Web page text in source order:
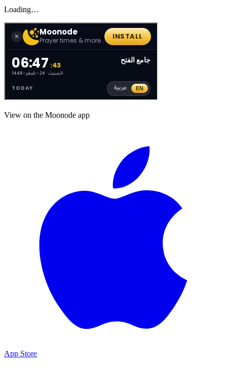
Loading…
View on the Moonode app
App Store